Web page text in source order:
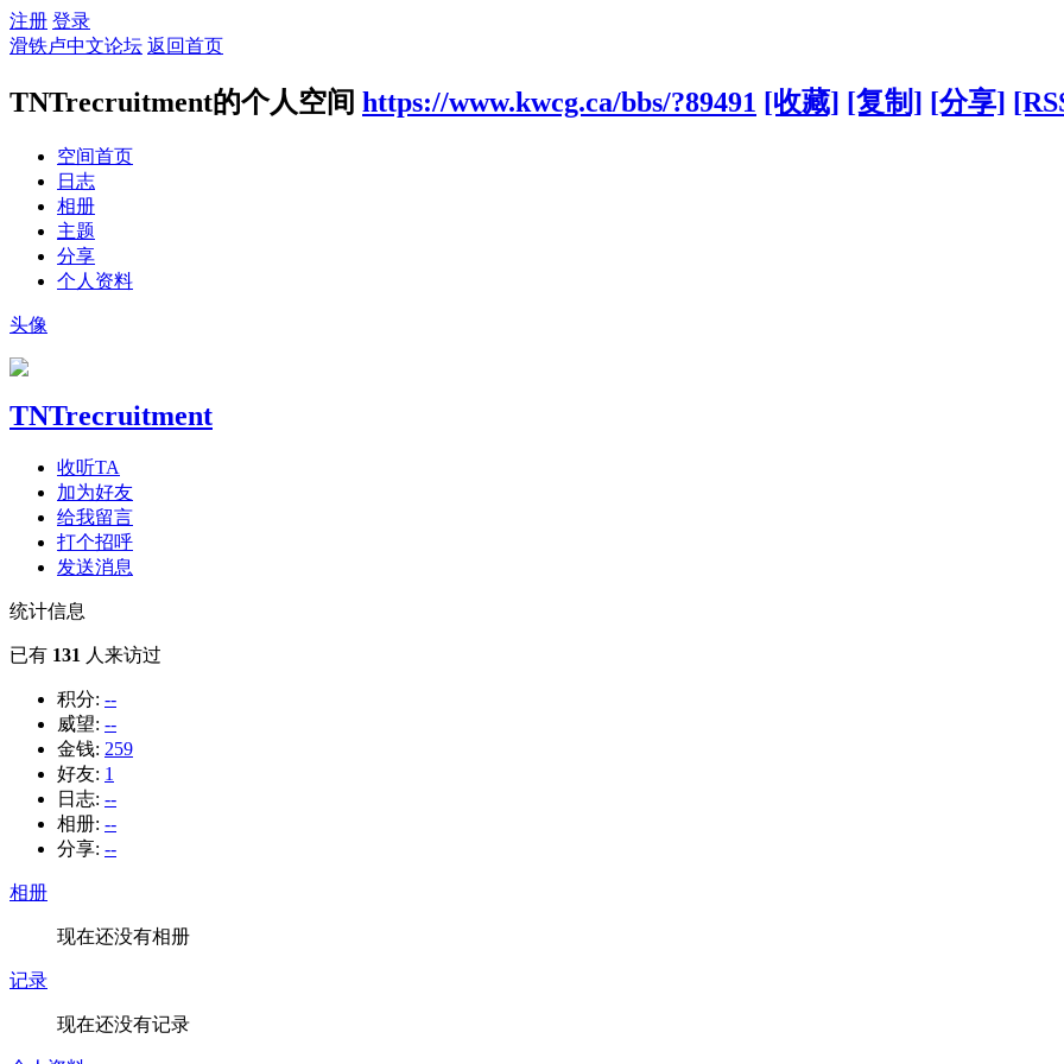
注册 登录
滑铁卢中文论坛 返回首页
TNTrecruitment的个人空间 https://www.kwcg.ca/bbs/?89491 [收藏] [复制] [分享]
空间首页
日志
相册
主题
分享
个人资料
头像
TNTrecruitment
收听TA
加为好友
给我留言
打个招呼
发送消息
统计信息
已有 131 人来访过
积分: --
威望: --
金钱: 259
好友: 1
日志: --
相册: --
分享: --
相册
现在还没有相册
记录
现在还没有记录